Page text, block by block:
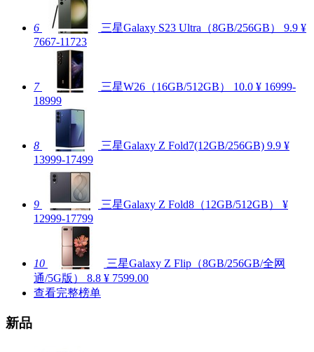
6 三星Galaxy S23 Ultra（8GB/256GB） 9.9 ¥
7667-11723
7 三星W26（16GB/512GB） 10.0 ¥ 16999-
18999
8 三星Galaxy Z Fold7(12GB/256GB) 9.9 ¥
13999-17499
9 三星Galaxy Z Fold8（12GB/512GB）
¥
12999-17799
10
三星Galaxy Z Flip（8GB/256GB/全网
通/5G版）
8.8 ¥ 7599.00
查看完整榜单
新品